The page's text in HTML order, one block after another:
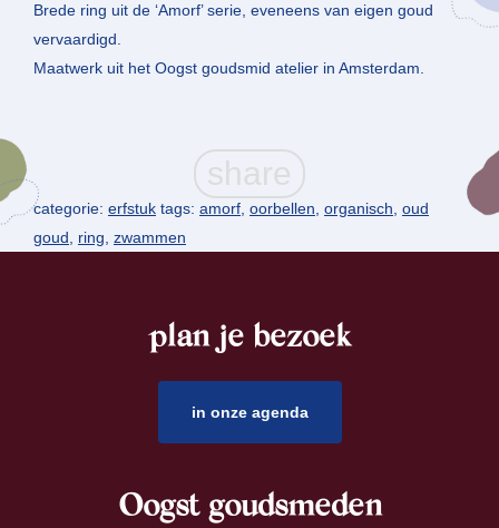
Brede ring uit de ‘Amorf’ serie, eveneens van eigen goud
vervaardigd.
Maatwerk uit het Oogst goudsmid atelier in Amsterdam.
categorie: erfstuk tags: amorf, oorbellen, organisch, oud
goud, ring, zwammen
plan je bezoek
in onze agenda
Oogst goudsmeden